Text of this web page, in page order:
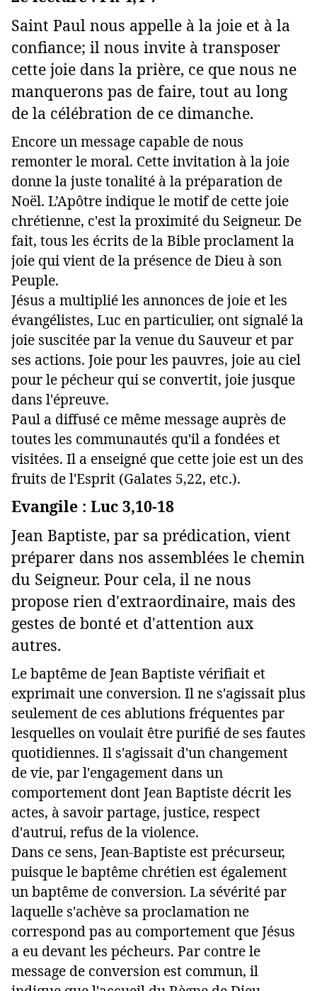
Saint Paul nous appelle à la joie et à la
confiance; il nous invite à transposer
cette joie dans la prière, ce que nous ne
manquerons pas de faire, tout au long
de la célébration de ce dimanche.
Encore un message capable de nous
remonter le moral. Cette invitation à la joie
donne la juste tonalité à la préparation de
Noël. L’Apôtre indique le motif de cette joie
chrétienne, c'est la proximité du Seigneur. De
fait, tous les écrits de la Bible proclament la
joie qui vient de la présence de Dieu à son
Peuple.
Jésus a multiplié les annonces de joie et les
évangélistes, Luc en particulier, ont signalé la
joie suscitée par la venue du Sauveur et par
ses actions. Joie pour les pauvres, joie au ciel
pour le pécheur qui se convertit, joie jusque
dans l'épreuve.
Paul a diffusé ce même message auprès de
toutes les communautés qu'il a fondées et
visitées. Il a enseigné que cette joie est un des
fruits de l'Esprit (Galates 5,22, etc.).
Evangile : Luc 3,10-18
Jean Baptiste, par sa prédication, vient
préparer dans nos assemblées le chemin
du Seigneur. Pour cela, il ne nous
propose rien d'extraordinaire, mais des
gestes de bonté et d'attention aux
autres.
Le baptême de Jean Baptiste vérifiait et
exprimait une conversion. Il ne s'agissait plus
seulement de ces ablutions fréquentes par
lesquelles on voulait être purifié de ses fautes
quotidiennes. Il s'agissait d'un changement
de vie, par l'engagement dans un
comportement dont Jean Baptiste décrit les
actes, à savoir partage, justice, respect
d'autrui, refus de la violence.
Dans ce sens, Jean-Baptiste est précurseur,
puisque le baptême chrétien est également
un baptême de conversion. La sévérité par
laquelle s'achève sa proclamation ne
correspond pas au comportement que Jésus
a eu devant les pécheurs. Par contre le
message de conversion est commun, il